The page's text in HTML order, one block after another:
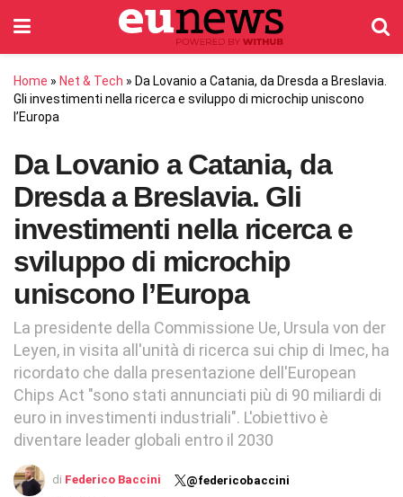
Home » Net & Tech » Da Lovanio a Catania, da Dresda a Breslavia.
Gli investimenti nella ricerca e sviluppo di microchip uniscono
l’Europa
Da Lovanio a Catania, da
Dresda a Breslavia. Gli
investimenti nella ricerca e
sviluppo di microchip
uniscono l’Europa
La presidente della Commissione Ue, Ursula von der
Leyen, in visita all'unità di ricerca sui chip di Imec, ha
ricordato che dalla presentazione dell'European
Chips Act "sono stati annunciati più di 90 miliardi di
euro in investimenti industriali". L'obiettivo è
diventare leader globali entro il 2030
di Federico Baccini
@federicobaccini